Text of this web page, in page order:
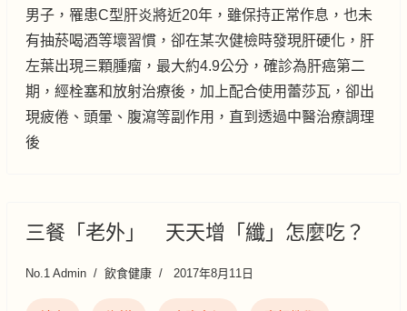
男子，罹患C型肝炎將近20年，雖保持正常作息，也未
有抽菸喝酒等壞習慣，卻在某次健檢時發現肝硬化，肝
左葉出現三顆腫瘤，最大約4.9公分，確診為肝癌第二
期，經栓塞和放射治療後，加上配合使用蕾莎瓦，卻出
現疲倦、頭暈、腹瀉等副作用，直到透過中醫治療調理
後
三餐「老外」 天天增「纖」怎麼吃？
No.1 Admin 飲食健康 2017年8月11日